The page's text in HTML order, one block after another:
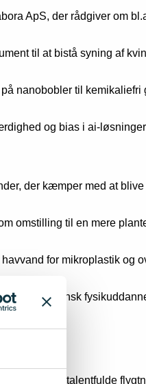
ApS, der rådgiver om
til at bistå syning af
nanobobler til kemikaliefri
og bias i ai-
der kæmper med at
omstilling til en mere
for mikroplastik og
en medicinsk
- syet af talentfulde